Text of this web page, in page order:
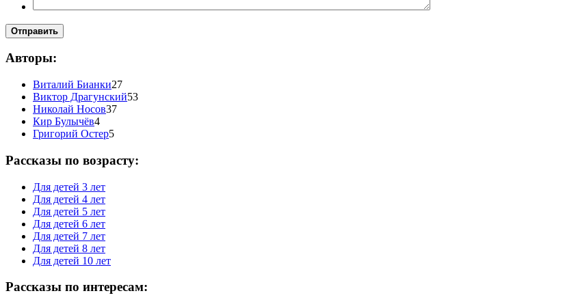
Отправить
Авторы:
Виталий Бианки27
Виктор Драгунский53
Николай Носов37
Кир Булычёв4
Григорий Остер5
Рассказы по возрасту:
Для детей 3 лет
Для детей 4 лет
Для детей 5 лет
Для детей 6 лет
Для детей 7 лет
Для детей 8 лет
Для детей 10 лет
Рассказы по интересам: